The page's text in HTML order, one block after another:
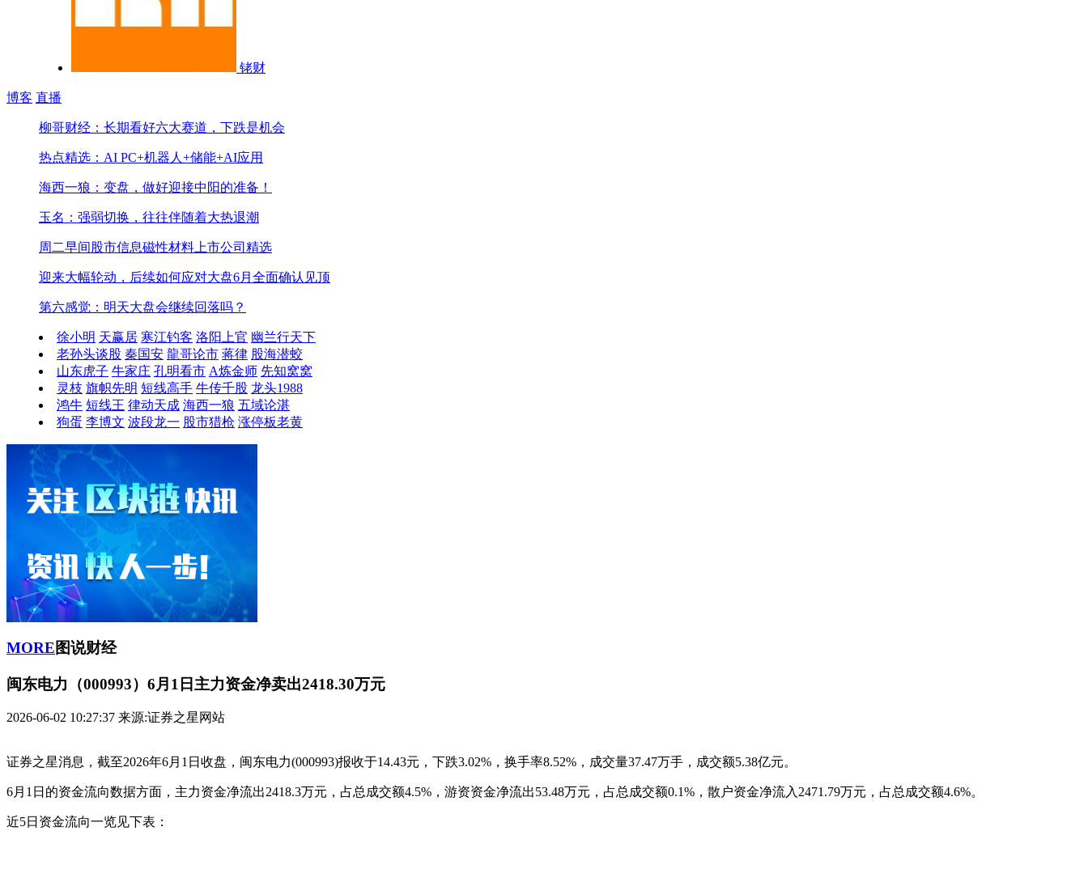
铑财
博客 直播
柳哥财经：长期看好六大赛道，下跌是机会
热点精选：AI PC+机器人+储能+AI应用
海西一狼：变盘，做好迎接中阳的准备！
玉名：强弱切换，往往伴随着大热退潮
周二早间股市信息磁性材料上市公司精选
迎来大幅轮动，后续如何应对大盘6月全面确认见顶
第六感觉：明天大盘会继续回落吗？
徐小明 天赢居 寒江钓客 洛阳上官 幽兰行天下
老孙头谈股 秦国安 龍哥论市 蒋律 股海潜蛟
山东虎子 牛家庄 孔明看市 A炼金师 先知窝窝
灵枝 旗帜先明 短线高手 牛传千股 龙头1988
鸿牛 短线王 律动天成 海西一狼 五域论湛
狗蛋 李博文 波段龙一 股市猎枪 涨停板老黄
MORE图说财经
闽东电力（000993）6月1日主力资金净卖出2418.30万元
2026-06-02 10:27:37 来源:证券之星网站
证券之星消息，截至2026年6月1日收盘，闽东电力(000993)报收于14.43元，下跌3.02%，换手率8.52%，成交量37.47万手，成交额5.38亿元。
6月1日的资金流向数据方面，主力资金净流出2418.3万元，占总成交额4.5%，游资资金净流出53.48万元，占总成交额0.1%，散户资金净流入2471.79万元，占总成交额4.6%。
近5日资金流向一览见下表：